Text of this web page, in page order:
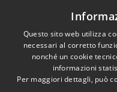
Dichiarazione di
RSS
Questo sito web utilizza
necessari al corretto
nonché un cookie
informazioni
Per maggiori dettagli, può